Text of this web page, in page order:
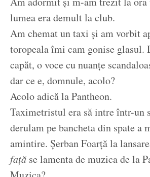
lumea era demult la club.
Am chemat un taxi și am vorbit
toropeala îmi cam gonise glasul.
capăt, o voce cu nuanțe
dar ce e, domnule, acolo?
Acolo adică la Pantheon.
Taximetristul era să intre într-un
derulam pe bancheta din spate a
amintire. Șerban Foarță la
față se lamenta de muzica de la